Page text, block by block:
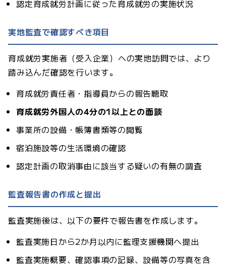
認定育成就労計画に従った育成就労の実施状況
実地監査で確認すべき項目
育成就労実施者（受入企業）への実地訪問では、より
踏み込んだ確認を行います。
育成就労責任者・指導員からの報告聴取
育成就労外国人の4分の1以上との面談
事業所の設備・帳簿書類等の閲覧
宿泊施設等の生活環境の確認
認定計画の取消事由に該当する疑いの有無の調査
監査報告書の作成と提出
監査実施後は、以下の要件で報告書を作成します。
監査実施日から2か月以内に監理支援機関へ提出
監査実施概要、確認事項の記録、設備等の写真を含